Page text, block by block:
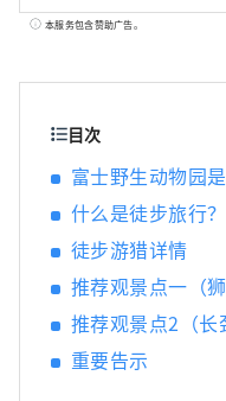
环境中慢慢
本服务包含赞助广告。
目次
富士野生动物园
什么是徒步旅行？
徒步游猎详情
推荐观景点一（狮
推荐观景点2（长
重要告示